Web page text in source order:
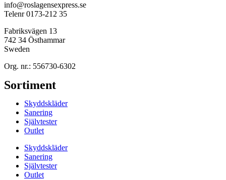
info@roslagensexpress.se
Telenr 0173-212 35
Fabriksvägen 13
742 34 Östhammar
Sweden
Org. nr.: 556730-6302
Sortiment
Skyddskläder
Sanering
Självtester
Outlet
Skyddskläder
Sanering
Självtester
Outlet